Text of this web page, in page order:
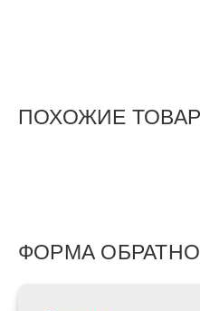
ПОХОЖИЕ
ФОРМА